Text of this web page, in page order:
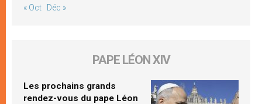
« Oct Déc »
PAPE LÉON XIV
Les prochains grands
rendez-vous du pape Léon